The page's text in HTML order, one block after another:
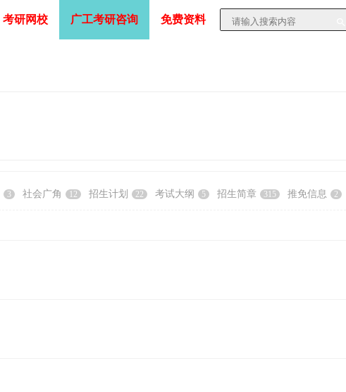
考研网校 广工考研咨询 免费资料
3 社会广角 12 招生计划 22 考试大纲 5 招生简章 315 推免信息 2